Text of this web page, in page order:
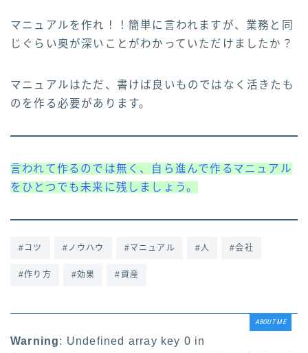
マニュアルを作れ！！簡単に言われますが、業務と同
じぐらい奥が深いことがわかっていただけましたか？
マニュアルはただ、書けば良いものではなく活きたも
のを作る必要があります。
言われて作るのでは無く、自ら進んで作るマニュアル
をひとつでも未来に残しましょう。
#コツ #ノウハウ #マニュアル #人 #会社
#作り方 #効果 #資産
ABOUT ME
Warning: Undefined array key 0 in